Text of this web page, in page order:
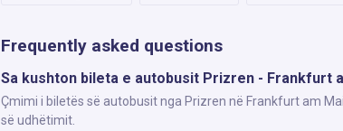
Frequently asked questions
Sa kushton bileta e autobusit Prizren - Frankfurt
Çmimi i biletës së autobusit nga Prizren në Frankfurt am
së udhëtimit.